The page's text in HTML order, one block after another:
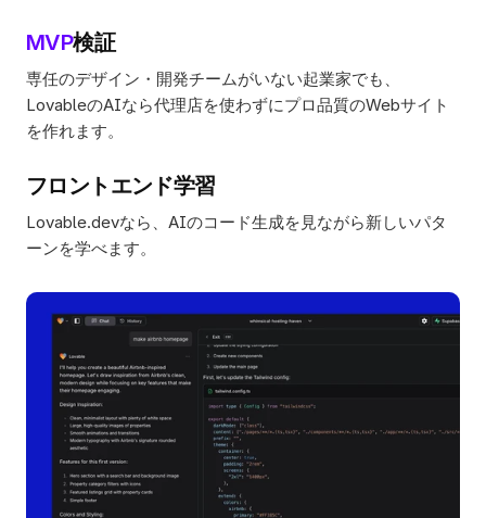
MVP検証
専任のデザイン・開発チームがいない起業家でも、
LovableのAIなら代理店を使わずにプロ品質のWebサイト
を作れます。
フロントエンド学習
Lovable.devなら、AIのコード生成を見ながら新しいパタ
ーンを学べます。